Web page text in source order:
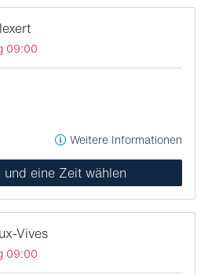
09:00
Weitere Informationen
und eine Zeit wählen
Vives
09:00